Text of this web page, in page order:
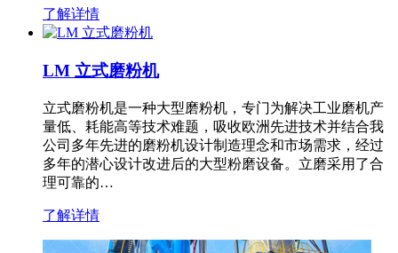
了解详情
LM 立式磨粉机
立式磨粉机是一种大型磨粉机，专门为解决工业磨机产
量低、耗能高等技术难题，吸收欧洲先进技术并结合我
公司多年先进的磨粉机设计制造理念和市场需求，经过
多年的潜心设计改进后的大型粉磨设备。立磨采用了合
理可靠的…
了解详情